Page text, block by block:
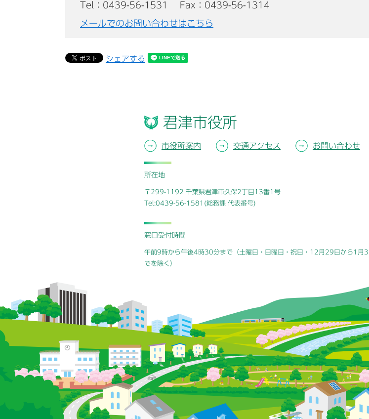
Tel：0439-56-1531
Fax：0439-56-1314
メールでのお問い合わせはこちら
シェアする
君津市役所
市役所案内 交通アクセス お問い合わせ
所在地
〒299-1192 千葉県君津市久保2丁目13番1号
Tel:0439-56-1581(総務課 代表番号)
窓口受付時間
午前9時から午後4時30分まで（土曜日・日曜日・祝日・12月29日から1月3
でを除く）